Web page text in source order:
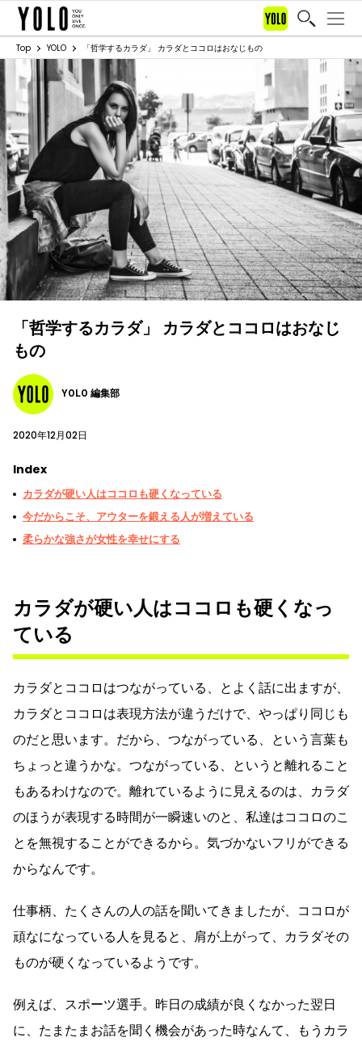
Top YOLO 「哲学するカラダ」 カラダとココロはおなじもの
「哲学するカラダ」 カラダとココロはおなじ
もの
YOLO 編集部
2020年12月02日
Index
カラダが硬い人はココロも硬くなっている
今だからこそ、アウターを鍛える人が増えている
柔らかな強さが女性を幸せにする
カラダが硬い人はココロも硬くなっ
ている
カラダとココロはつながっている、とよく話に出ますが、
カラダとココロは表現方法が違うだけで、やっぱり同じも
のだと思います。だから、つながっている、という言葉も
ちょっと違うかな。つながっている、というと離れること
もあるわけなので。離れているように見えるのは、カラダ
のほうが表現する時間が一瞬速いのと、私達はココロのこ
とを無視することができるから。気づかないフリができる
からなんです。
仕事柄、たくさんの人の話を聞いてきましたが、ココロが
頑なになっている人を見ると、肩が上がって、カラダその
ものが硬くなっているようです。
例えば、スポーツ選手。昨日の成績が良くなかった翌日
に、たまたまお話を聞く機会があった時なんて、もうカラ